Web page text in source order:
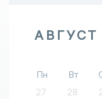
АВГУСТ
Пн Вт
27
28